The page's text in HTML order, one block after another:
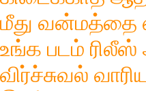
மீது வன்மத்தை
உங்க படம்
விர்ச்சுவல்